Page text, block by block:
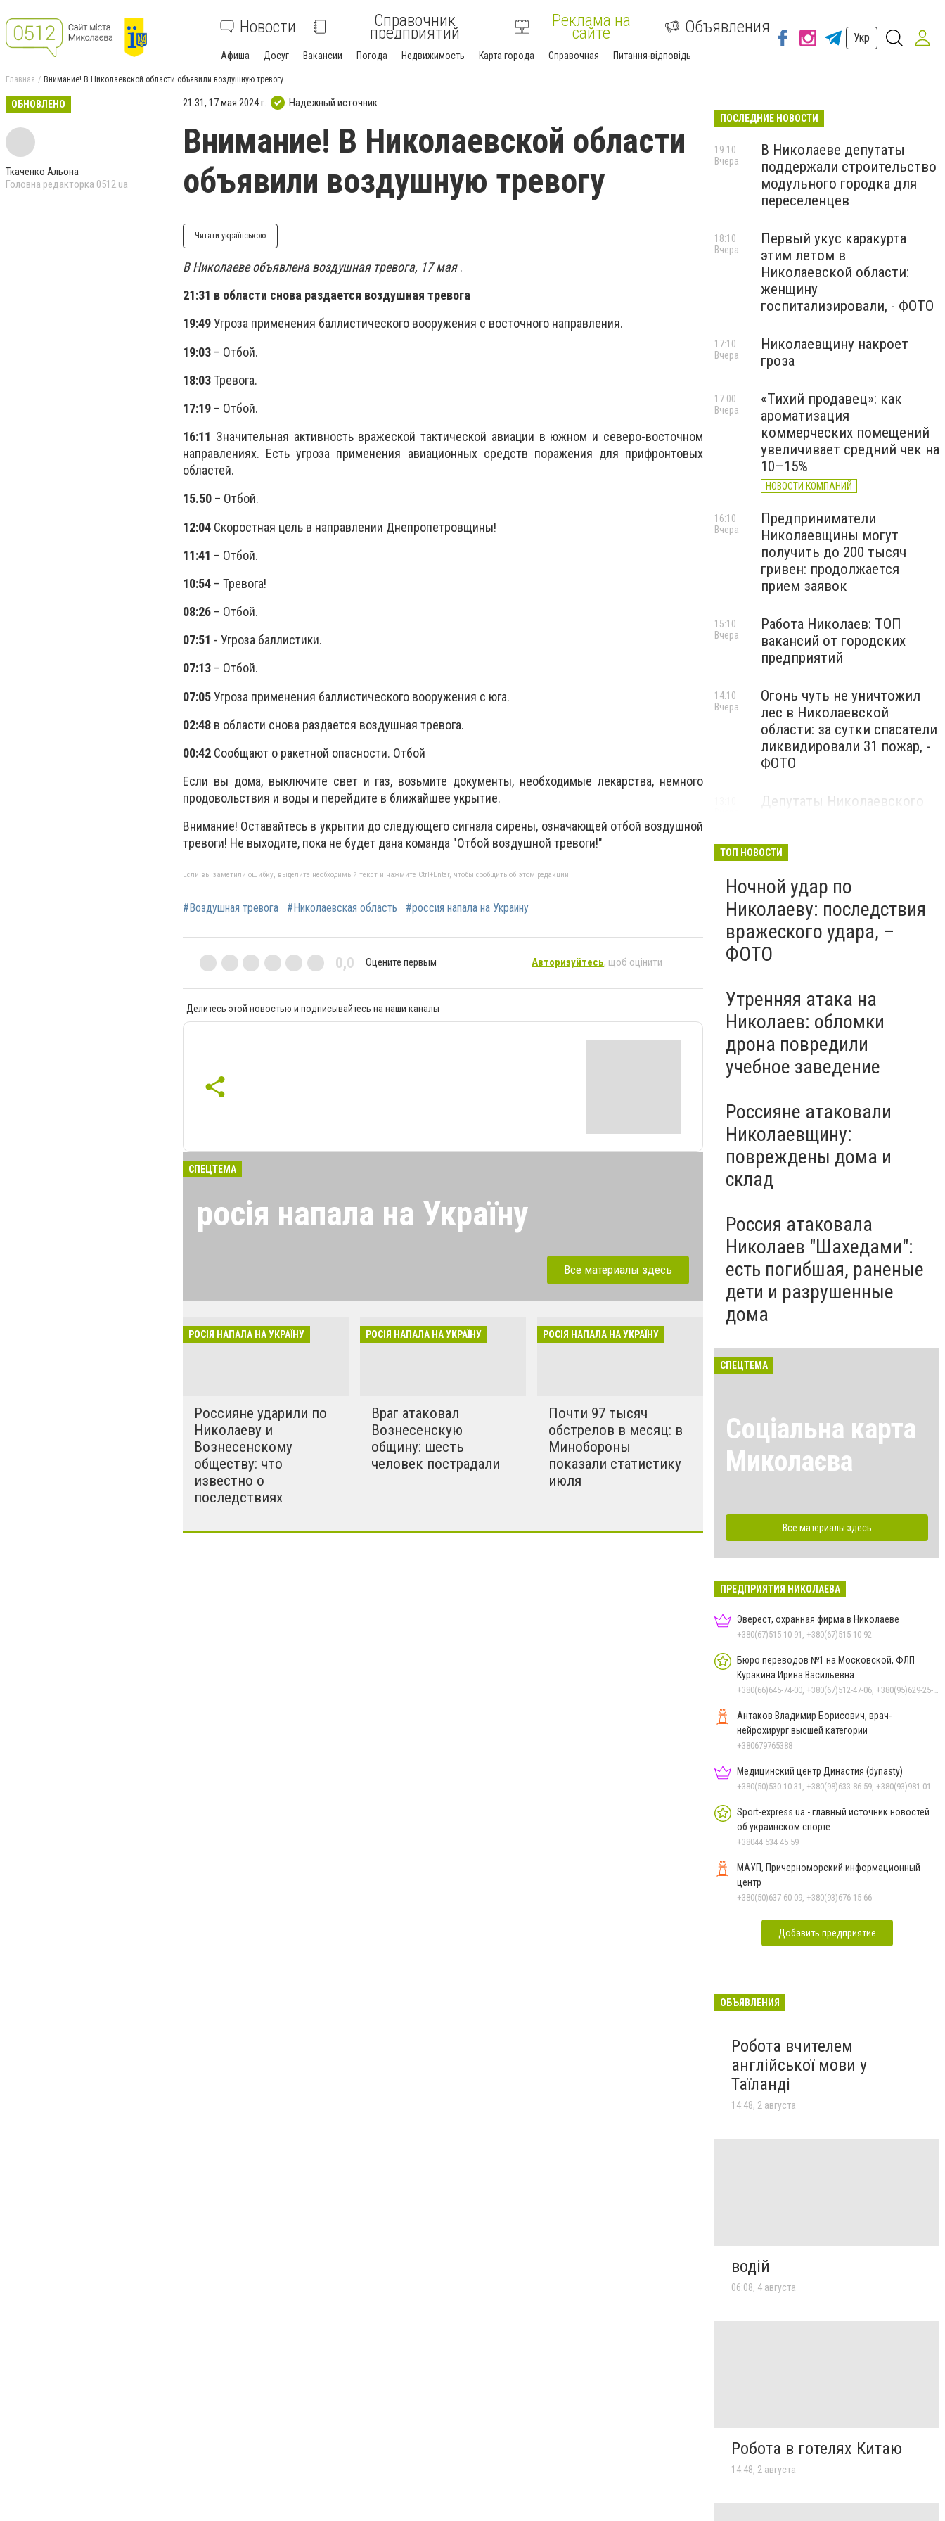
Новости Справочник
предприятий
Реклама на
сайте Объявления
Афиша Досуг Вакансии Погода Недвижимость Карта города Справочная Питання-відповідь
Укр
Главная Внимание! В Николаевской области объявили воздушную тревогу
ОБНОВЛЕНО
Ткаченко Альона
Головна редакторка 0512.ua
21:31, 17 мая 2024 г. Надежный источник
Внимание! В Николаевской области
объявили воздушную тревогу
Читати українською
В Николаеве объявлена воздушная тревога, 17 мая.
21:31 в области снова раздается воздушная тревога
19:49Угроза применения баллистического вооружения с восточного направления.
19:03 – Отбой.
18:03Тревога.
17:19 – Отбой.
16:11 Значительная активность вражеской тактической авиации в южном и северо-восточном
направлениях. Есть угроза применения авиационных средств поражения для прифронтовых
областей.
15.50 – Отбой.
12:04 Скоростная цель в направлении Днепропетровщины!
11:41 – Отбой.
10:54 – Тревога!
08:26 – Отбой.
07:51 - Угроза баллистики.
07:13 – Отбой.
07:05Угроза применения баллистического вооружения с юга.
02:48 в области снова раздается воздушная тревога.
00:42 Сообщают о ракетной опасности. Отбой
Если вы дома, выключите свет и газ, возьмите документы, необходимые лекарства, немного
продовольствия и воды и перейдите в ближайшее укрытие.
Внимание! Оставайтесь в укрытии до следующего сигнала сирены, означающей отбой воздушной
тревоги! Не выходите, пока не будет дана команда "Отбой воздушной тревоги!"
Если вы заметили ошибку, выделите необходимый текст и нажмите Ctrl+Enter, чтобы сообщить об этом редакции
#Воздушная тревога #Николаевская область #россия напала на Украину
0,0 Оцените первым Авторизуйтесь, щоб оцінити
Делитесь этой новостью и подписывайтесь на наши каналы
СПЕЦТЕМА
росія напала на Україну
розкрадати будинки в селах. Ми боремось
за нашу свободу!!
Все материалы здесь
РОСІЯ НАПАЛА НА УКРАЇНУ
Россияне ударили по
Николаеву и
Вознесенскому
обществу: что
известно о
последствиях
РОСІЯ НАПАЛА НА УКРАЇНУ
Враг атаковал
Вознесенскую
общину: шесть
человек пострадали
РОСІЯ НАПАЛА НА УКРАЇНУ
Почти 97 тысяч
обстрелов в месяц: в
Минобороны
показали статистику
июля
ПОСЛЕДНИЕ НОВОСТИ
В Николаеве депутаты
поддержали строительство
модульного городка для
переселенцев
19:10
Вчера
Первый укус каракурта
этим летом в
Николаевской области:
женщину
госпитализировали, - ФОТО
18:10
Вчера
Николаевщину накроет
гроза
17:10
Вчера
«Тихий продавец»: как
ароматизация
коммерческих помещений
увеличивает средний чек на
10–15%
НОВОСТИ КОМПАНИЙ
17:00
Вчера
Предприниматели
Николаевщины могут
получить до 200 тысяч
гривен: продолжается
прием заявок
16:10
Вчера
Работа Николаев: ТОП
вакансий от городских
предприятий
15:10
Вчера
Огонь чуть не уничтожил
лес в Николаевской
области: за сутки спасатели
ликвидировали 31 пожар, -
ФОТО
14:10
Вчера
Депутаты Николаевского
из-за дефицита бюджета
ТОП НОВОСТИ
Ночной удар по
Николаеву: последствия
вражеского удара, –
ФОТО
Утренняя атака на
Николаев: обломки
дрона повредили
учебное заведение
Россияне атаковали
Николаевщину:
повреждены дома и
склад
Россия атаковала
Николаев "Шахедами":
есть погибшая, раненые
дети и разрушенные
дома
СПЕЦТЕМА
Соціальна карта
Миколаєва
Все материалы здесь
ПРЕДПРИЯТИЯ НИКОЛАЕВА
Эверест, охранная фирма в Николаеве
+380(67)515-10-91, +380(67)515-10-92
Бюро переводов №1 на Московской, ФЛП
Куракина Ирина Васильевна
Антаков Владимир Борисович, врач-
нейрохирург высшей категории
+380679765388
Медицинский центр Династия (dynasty)
Sport-express.ua - главный источник новостей
об украинском спорте
+38044 534 45 59
МАУП, Причерноморский информационный
центр
+380(50)637-60-09, +380(93)676-15-66
Добавить предприятие
ОБЪЯВЛЕНИЯ
Робота вчителем
англійської мови у
Таїланді
14:48, 2 августа
водій
06:08, 4 августа
Робота в готелях Китаю
14:48, 2 августа